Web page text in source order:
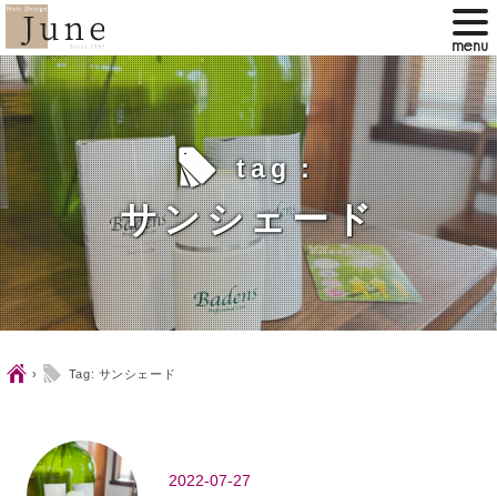
ltag：
サンシェード
Ç › l Tag: サンシェード
2022-07-27